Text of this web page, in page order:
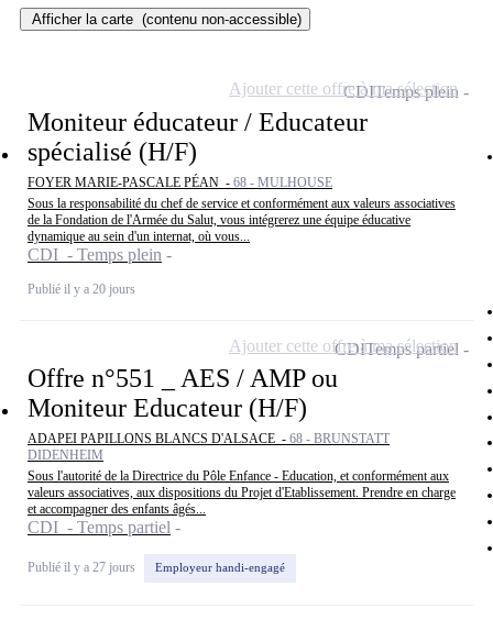
Afficher la carte (contenu non-accessible)
Moniteur éducateur / Educateur
spécialisé (H/F)
FOYER MARIE-PASCALE PÉAN - 68 - MULHOUSE
Sous la responsabilité du chef de service et conformément aux valeurs associatives
de la Fondation de l'Armée du Salut, vous intégrerez une équipe éducative
dynamique au sein d'un internat, où vous...
CDI - Temps plein
Publié il y a 20 jours
CDITemps plein
Ajouter cette offre à ma sélection
Offre n°551 _ AES / AMP ou
Moniteur Educateur (H/F)
ADAPEI PAPILLONS BLANCS D'ALSACE - 68 - BRUNSTATT
DIDENHEIM
Sous l'autorité de la Directrice du Pôle Enfance - Education, et conformément aux
valeurs associatives, aux dispositions du Projet d'Etablissement. Prendre en charge
et accompagner des enfants âgés...
CDI - Temps partiel
Publié il y a 27 jours Employeur handi-engagé
CDITemps partiel
Ajouter cette offre à ma sélection